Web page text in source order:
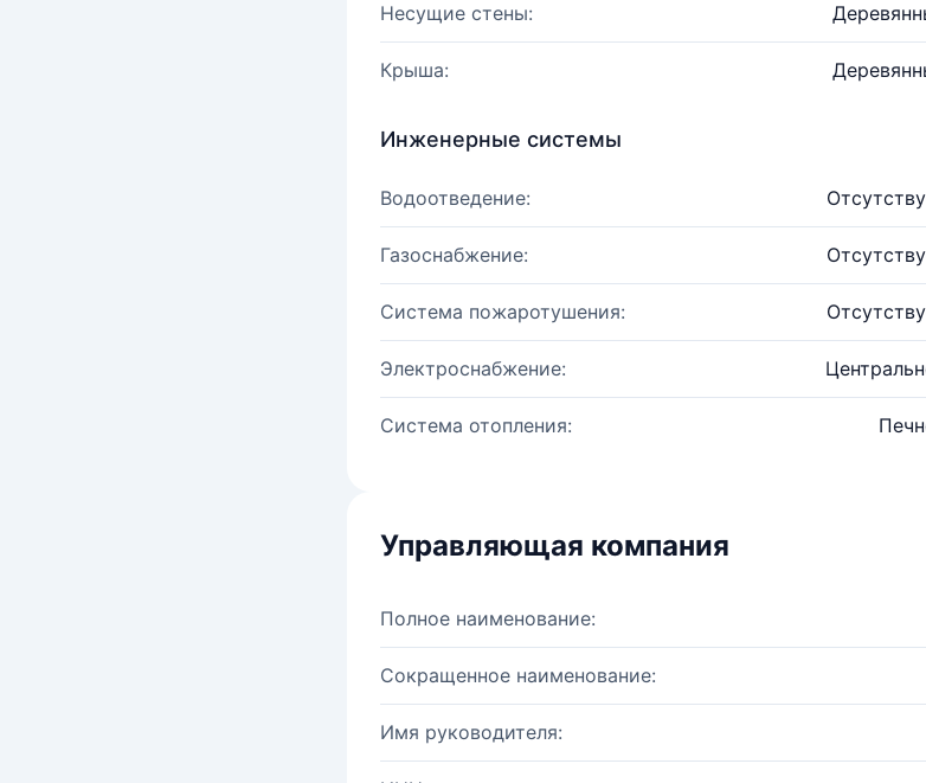
Несущие стены:
Крыша:
Инженерные системы
Водоотведение:
Газоснабжение:
Система пожаротушения:
Электроснабжение:
Система отопления:
Управляющая компания
Полное наименование:
Сокращенное наименование:
Имя руководителя: